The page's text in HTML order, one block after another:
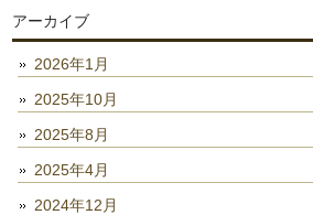
アーカイブ
2026年1月
2025年10月
2025年8月
2025年4月
2024年12月